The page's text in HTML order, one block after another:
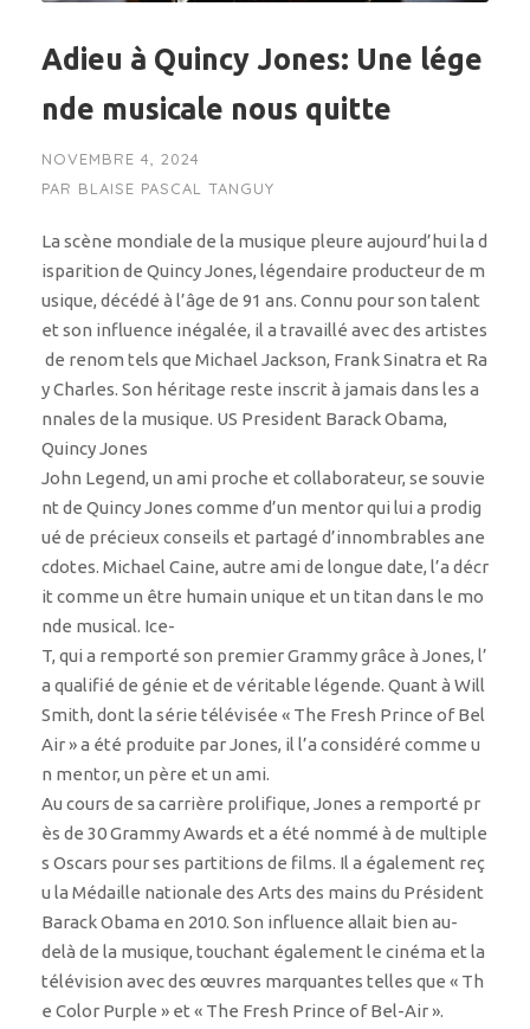
Adieu à Quincy Jones: Une lége
nde musicale nous quitte
NOVEMBRE 4, 2024
PAR BLAISE PASCAL TANGUY
La scène mondiale de la musique pleure aujourd’hui la d
isparition de Quincy Jones, légendaire producteur de m
usique, décédé à l’âge de 91 ans. Connu pour son talent
et son influence inégalée, il a travaillé avec des artistes
de renom tels que Michael Jackson, Frank Sinatra et Ra
y Charles. Son héritage reste inscrit à jamais dans les a
nnales de la musique. US President Barack Obama,
Quincy Jones
John Legend, un ami proche et collaborateur, se souvie
nt de Quincy Jones comme d’un mentor qui lui a prodig
ué de précieux conseils et partagé d’innombrables ane
cdotes. Michael Caine, autre ami de longue date, l’a décr
it comme un être humain unique et un titan dans le mo
nde musical. Ice-
T, qui a remporté son premier Grammy grâce à Jones, l’
a qualifié de génie et de véritable légende. Quant à Will
Smith, dont la série télévisée « The Fresh Prince of Bel
Air » a été produite par Jones, il l’a considéré comme u
n mentor, un père et un ami.
Au cours de sa carrière prolifique, Jones a remporté pr
ès de 30 Grammy Awards et a été nommé à de multiple
s Oscars pour ses partitions de films. Il a également reç
u la Médaille nationale des Arts des mains du Président
Barack Obama en 2010. Son influence allait bien au-
delà de la musique, touchant également le cinéma et la
télévision avec des œuvres marquantes telles que « Th
e Color Purple » et « The Fresh Prince of Bel-Air ».